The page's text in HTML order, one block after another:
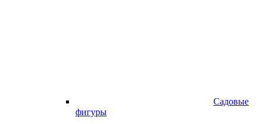
Садовые
фигуры